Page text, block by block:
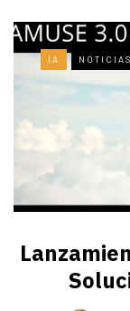
IA NOTICIAS